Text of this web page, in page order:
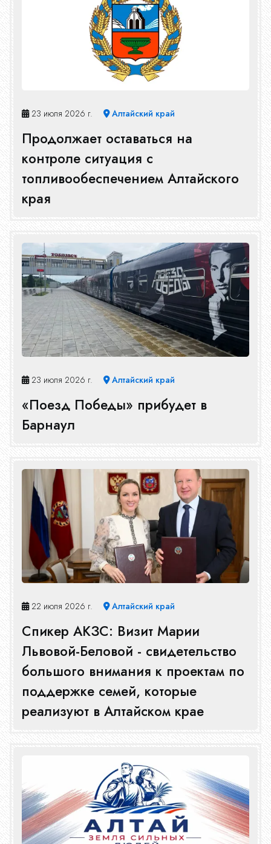
23 июля 2026 г. Алтайский край
Продолжает оставаться на
контроле ситуация с
топливообеспечением Алтайского
края
23 июля 2026 г. Алтайский край
«Поезд Победы» прибудет в
Барнаул
22 июля 2026 г. Алтайский край
Спикер АКЗС: Визит Марии
Львовой-Беловой - свидетельство
большого внимания к проектам по
поддержке семей, которые
реализуют в Алтайском крае